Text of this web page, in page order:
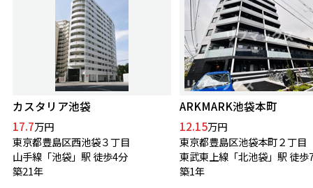
カスタリア池袋
17.7万円
東京都豊島区西池袋３丁目
山手線「池袋」駅 徒歩4分
築21年
ARKMARK池袋本町
12.15万円
東京都豊島区池袋本町２丁目
東武東上線「北池袋」駅 徒歩
築1年